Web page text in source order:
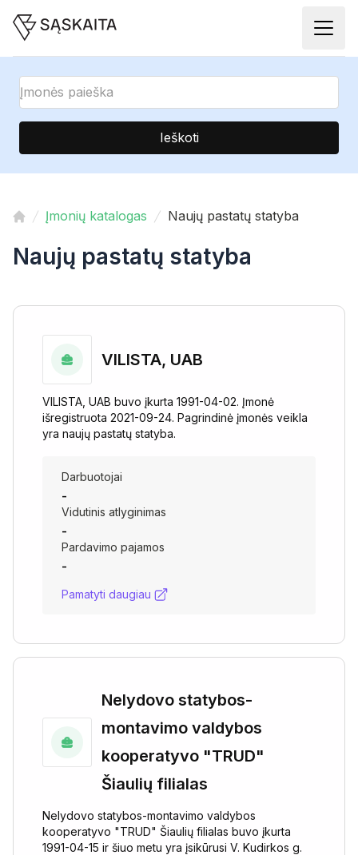
Ieškoti
Įmonių katalogas Naujų pastatų statyba
Naujų pastatų statyba
VILISTA, UAB
VILISTA, UAB buvo įkurta 1991-04-02. Įmonė
išregistruota 2021-09-24. Pagrindinė įmonės veikla
yra naujų pastatų statyba.
Darbuotojai
-
Vidutinis atlyginimas
-
Pardavimo pajamos
-
Pamatyti daugiau
Nelydovo statybos-
montavimo valdybos
kooperatyvo "TRUD"
Šiaulių filialas
Nelydovo statybos-montavimo valdybos
kooperatyvo "TRUD" Šiaulių filialas buvo įkurta
1991-04-15 ir šiuo metu yra įsikūrusi V. Kudirkos g.